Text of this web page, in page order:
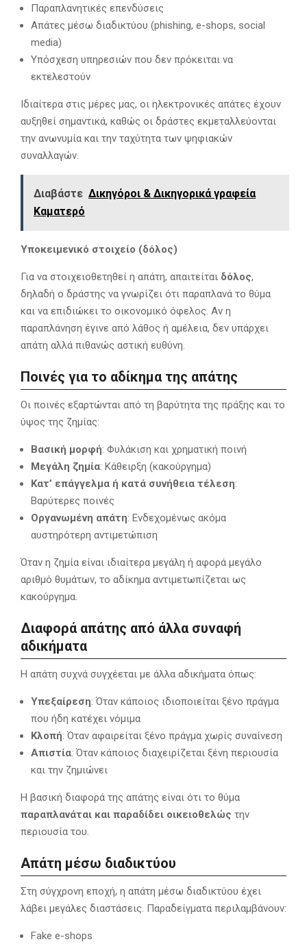
Παραπλανητικές επενδύσεις
Απάτες μέσω διαδικτύου (phishing, e-shops, social
media)
Υπόσχεση υπηρεσιών που δεν πρόκειται να
εκτελεστούν
Ιδιαίτερα στις μέρες μας, οι ηλεκτρονικές απάτες έχουν
αυξηθεί σημαντικά, καθώς οι δράστες εκμεταλλεύονται
την ανωνυμία και την ταχύτητα των ψηφιακών
συναλλαγών.
Διαβάστε Δικηγόροι & Δικηγορικά γραφεία
Καματερό
Υποκειμενικό στοιχείο (δόλος)
Για να στοιχειοθετηθεί η απάτη, απαιτείται δόλος,
δηλαδή ο δράστης να γνωρίζει ότι παραπλανά το θύμα
και να επιδιώκει το οικονομικό όφελος. Αν η
παραπλάνηση έγινε από λάθος ή αμέλεια, δεν υπάρχει
απάτη αλλά πιθανώς αστική ευθύνη.
Ποινές για το αδίκημα της απάτης
Οι ποινές εξαρτώνται από τη βαρύτητα της πράξης και το
ύψος της ζημίας:
Βασική μορφή: Φυλάκιση και χρηματική ποινή
Μεγάλη ζημία: Κάθειρξη (κακούργημα)
Κατ’ επάγγελμα ή κατά συνήθεια τέλεση:
Βαρύτερες ποινές
Οργανωμένη απάτη: Ενδεχομένως ακόμα
αυστηρότερη αντιμετώπιση
Όταν η ζημία είναι ιδιαίτερα μεγάλη ή αφορά μεγάλο
αριθμό θυμάτων, το αδίκημα αντιμετωπίζεται ως
κακούργημα.
Διαφορά απάτης από άλλα συναφή
αδικήματα
Η απάτη συχνά συγχέεται με άλλα αδικήματα όπως:
Υπεξαίρεση: Όταν κάποιος ιδιοποιείται ξένο πράγμα
που ήδη κατέχει νόμιμα
Κλοπή: Όταν αφαιρείται ξένο πράγμα χωρίς συναίνεση
Απιστία: Όταν κάποιος διαχειρίζεται ξένη περιουσία
και την ζημιώνει
Η βασική διαφορά της απάτης είναι ότι το θύμα
παραπλανάται και παραδίδει οικειοθελώς την
περιουσία του.
Απάτη μέσω διαδικτύου
Στη σύγχρονη εποχή, η απάτη μέσω διαδικτύου έχει
λάβει μεγάλες διαστάσεις. Παραδείγματα περιλαμβάνουν:
Fake e-shops